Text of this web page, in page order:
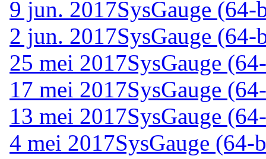
9 jun. 2017SysGauge
2 jun. 2017SysGauge
25 mei 2017SysGauge
17 mei 2017SysGauge
13 mei 2017SysGauge
4 mei 2017SysGauge